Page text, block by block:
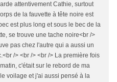
attentivement Cathie, surtout
de la fauvette à tête noire est
est plus long et sous le bec de la
se trouve une tache noire<br />
pas chez l'autre qui a aussi un
/> <br /> <br /> La première fois
c'était sur le rebord de ma
voilage et j'ai aussi pensé à la